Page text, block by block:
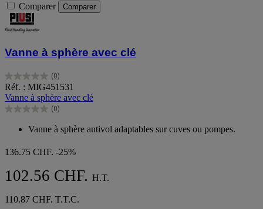
Comparer Comparer
Vanne à sphère avec clé
(0)
0.0
sur
5
étoiles.
Réf. : MIG451531
Vanne à sphère avec clé
(0)
0.0
Vanne à sphère antivol adaptables sur cuves ou pompes.
136.75 CHF. -25%
102.56 CHF. H.T.
110.87 CHF. T.T.C.